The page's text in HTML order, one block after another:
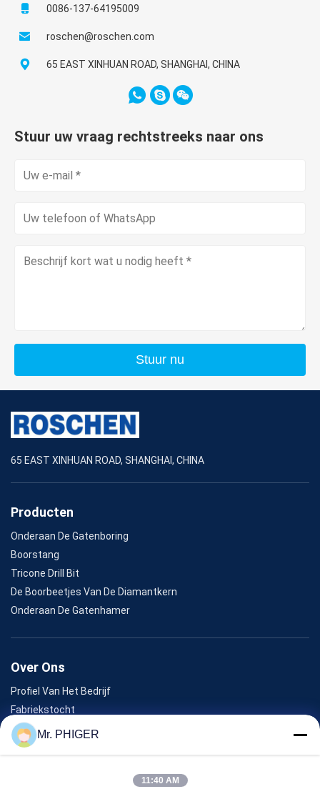
0086-137-64195009
roschen@roschen.com
65 EAST XINHUAN ROAD, SHANGHAI, CHINA
Stuur uw vraag rechtstreeks naar ons
Stuur nu
65 EAST XINHUAN ROAD, SHANGHAI, CHINA
Producten
Onderaan De Gatenboring
Boorstang
Tricone Drill Bit
De Boorbeetjes Van De Diamantkern
Onderaan De Gatenhamer
Over Ons
Profiel Van Het Bedrijf
Fabriekstocht
Kwaliteitscontrole
Sitemap
Mr. PHIGER
11:40 AM